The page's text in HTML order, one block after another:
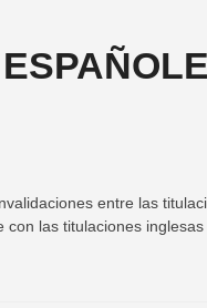
entre las
las titulaciones